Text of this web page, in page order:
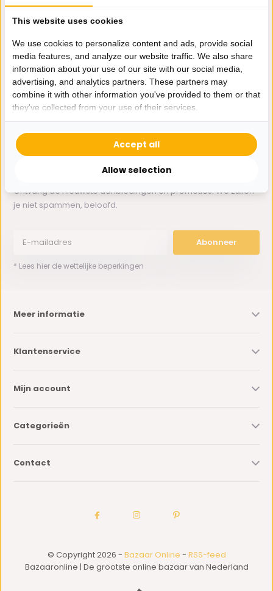
Hulp nodig?
Whatsapp ons
0162-231130
klantenservice@bazaaronline.nl
Ontvang de nieuwste aanbiedingen en promoties. We zullen
je niet spammen, beloofd.
Abonneer
* Lees hier de wettelijke beperkingen
Meer informatie
Klantenservice
Mijn account
Categorieën
Contact
© Copyright 2026 - Bazaar Online - RSS-feed
Bazaaronline | De grootste online bazaar van Nederland
This website uses cookies
We use cookies to personalize content and ads, provide social
media features, and analyze our website traffic. We also share
information about your use of our site with our social media,
advertising, and analytics partners. These partners may
combine it with other information you've provided to them or that
they've collected from your use of their services.
Allow selection
Accept all